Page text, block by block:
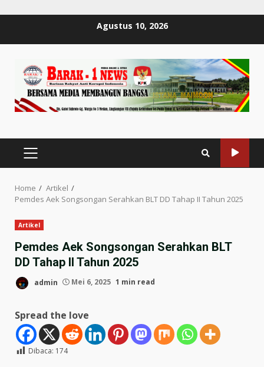
Agustus 10, 2026
PRIMARY
MENU
Home
Artikel
Pemdes Aek Songsongan Serahkan BLT DD Tahap II Tahun 2025
Artikel
Pemdes Aek Songsongan Serahkan BLT
DD Tahap II Tahun 2025
admin Mei 6, 2025 1 min read
Spread the love
Dibaca: 174